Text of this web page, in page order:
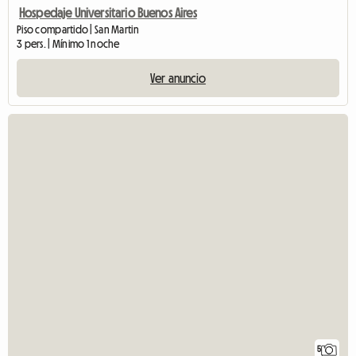
Hospedaje Universitario Buenos Aires
Piso compartido | San Martin
3 pers. | Mínimo 1 noche
Ver anuncio
5